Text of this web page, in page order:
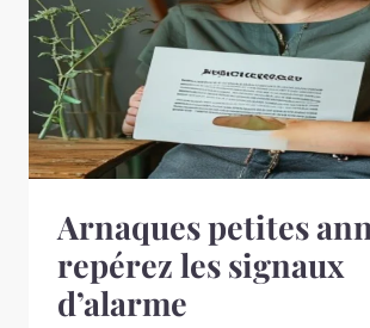
Arnaques petites
repérez les signaux
d’alarme